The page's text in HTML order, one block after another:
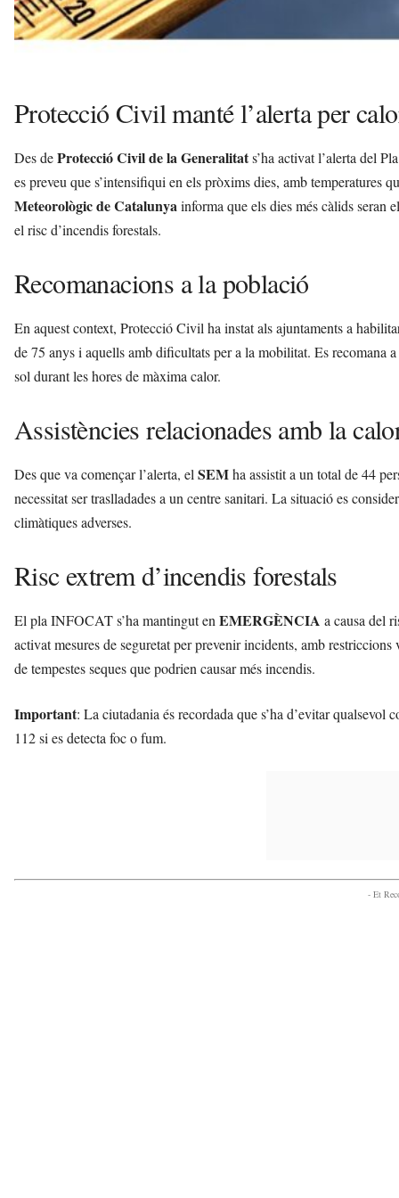
Protecció Civil manté l’alerta per
Des deProtecció Civil de la Generalitats’ha activat l’alerta del
es preveu que s’intensifiqui en els pròxims dies, amb temperatures
Meteorològic de Catalunyainforma que els dies més càlids seran
el risc d’incendis forestals.
Recomanacions a la població
En aquest context, Protecció Civil ha instat als ajuntaments a
de 75 anys i aquells amb dificultats per a la mobilitat. Es recomana
sol durant les hores de màxima calor.
Assistències relacionades amb la
Des que va començar l’alerta, el SEMha assistit a un total de 44
necessitat ser traslladades a un centre sanitari. La situació es
climàtiques adverses.
Risc extrem d’incendis forestals
El pla INFOCAT s’ha mantingut en EMERGÈNCIA a causa del
activat mesures de seguretat per prevenir incidents, amb
de tempestes seques que podrien causar més incendis.
Important: La ciutadania és recordada que s’ha d’evitar qualsevol
112 si es detecta foc o fum.
- Et